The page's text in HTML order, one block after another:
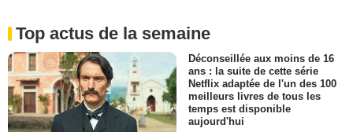
Top actus de la semaine
Déconseillée aux moins de 16
ans : la suite de cette série
Netflix adaptée de l'un des 100
meilleurs livres de tous les
temps est disponible
aujourd'hui